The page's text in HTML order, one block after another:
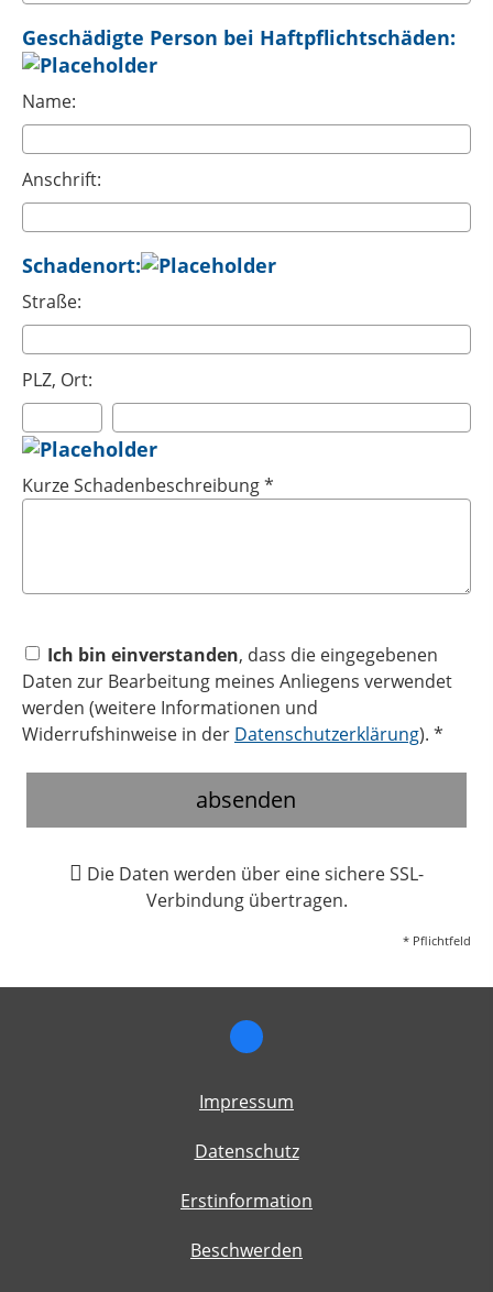
Geschädigte Person bei Haftpflichtschäden:
Name:
Anschrift:
Schadenort:
Straße:
PLZ, Ort:
Kurze Schadenbeschreibung *
Ich bin einverstanden, dass die eingegebenen
Daten zur Bearbeitung meines Anliegens verwendet
werden (weitere Informationen und
Widerrufshinweise in der Datenschutzerklärung). *
absenden
Die Daten werden über eine sichere SSL-
Verbindung übertragen.
* Pflichtfeld
Impressum
Datenschutz
Erstinformation
Beschwerden